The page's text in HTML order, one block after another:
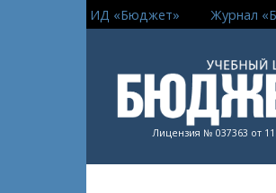
ИД «Бюджет» Журнал
Лицензия № 037363 от